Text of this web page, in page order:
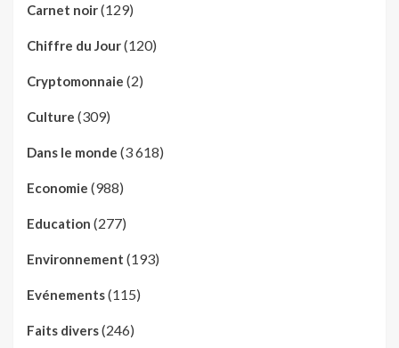
Carnet noir(129)
Chiffre du Jour(120)
Cryptomonnaie (2)
Culture (309)
Dans le monde (3 618)
Economie (988)
Education (277)
Environnement (193)
Evénements(115)
Faits divers(246)